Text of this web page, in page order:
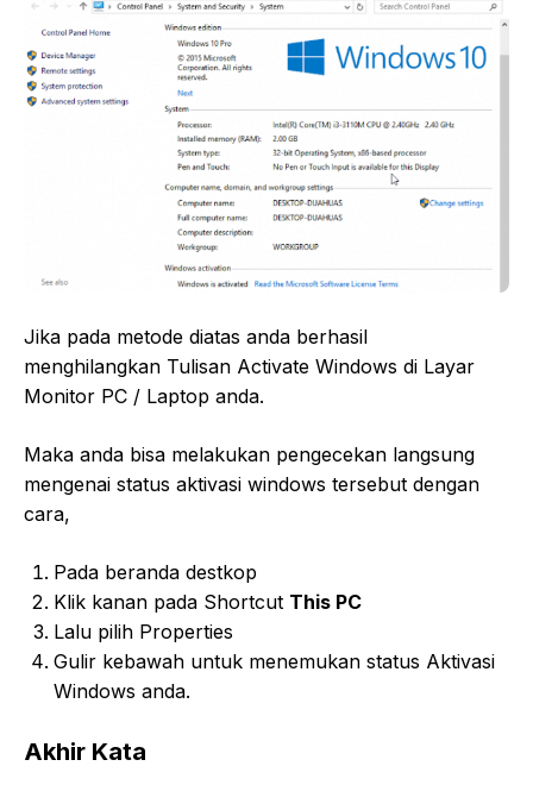
Jika pada metode diatas anda berhasil
menghilangkan Tulisan Activate Windows di Layar
Monitor PC / Laptop anda.
Maka anda bisa melakukan pengecekan langsung
mengenai status aktivasi windows tersebut dengan
cara,
Pada beranda destkop
Klik kanan pada Shortcut This PC
Lalu pilih Properties
Gulir kebawah untuk menemukan status Aktivasi
Windows anda.
Akhir Kata